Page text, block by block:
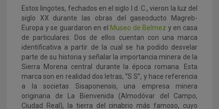
Estos lingotes, fechados en el siglo I d. C., vieron la luz del
siglo XX durante las obras del gaseoducto Magreb-
Europa y se guardaron en el Museo de Belmez y en casa
de particulares. Dos de ellos cuentan con una marca
identificativa a partir de la cual se ha podido desvelar
parte de su historia y señalar la importancia minera de la
Sierra Morena central durante la época romana. Esta
marca son en realidad dos letras, “S S”, y hace referencia
a la societas Sisaponensis, una empresa minera
originaria de La Bienvenida (Almodóvar del Campo,
Ciudad Real), la tierra del cinabrio más famoso, cuyo